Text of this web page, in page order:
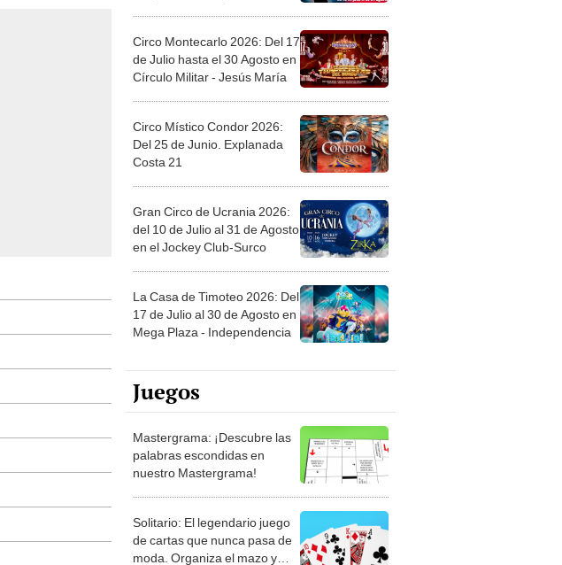
Circo Montecarlo 2026: Del 17
de Julio hasta el 30 Agosto en
Círculo Militar - Jesús María
Circo Místico Condor 2026:
Del 25 de Junio. Explanada
Costa 21
Gran Circo de Ucrania 2026:
del 10 de Julio al 31 de Agosto
en el Jockey Club-Surco
La Casa de Timoteo 2026: Del
17 de Julio al 30 de Agosto en
Mega Plaza - Independencia
Juegos
Mastergrama: ¡Descubre las
palabras escondidas en
nuestro Mastergrama!
Solitario: El legendario juego
de cartas que nunca pasa de
moda. Organiza el mazo y